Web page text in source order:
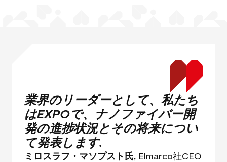
業界のリーダーとして、私たち
はEXPOで、ナノファイバー開
発の進捗状況とその将来につい
て発表します.
ミロスラフ・マソプスト氏, Elmarco社CEO